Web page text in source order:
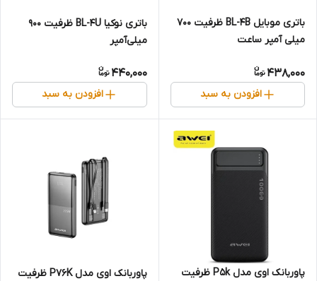
باتری موبایل BL-4B ظرفیت 700
میلی آمپر ساعت
438,000
افزودن به سبد
باتری نوکیا BL-4U ظرفیت 900
میلی‌آمپر
440,000
افزودن به سبد
پاوربانک اوی مدل P5k ظرفیت
پاوربانک اوی مدل P76K ظرفیت